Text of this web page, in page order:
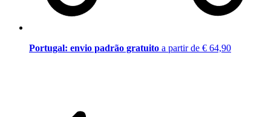
Portugal: envio padrão gratuito a partir de € 64,90